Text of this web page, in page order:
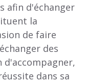
afin d'échanger
la
de faire
des
dans sa